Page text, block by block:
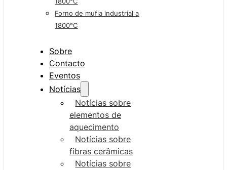
Forno de mufla industrial a
1800°C
Sobre
Contacto
Eventos
Notícias
Notícias sobre
elementos de
aquecimento
Notícias sobre
fibras cerâmicas
Notícias sobre